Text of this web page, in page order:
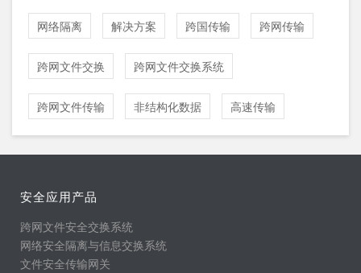
网络隔离 解决方案 跨国传输 跨网传输
跨网文件交换 跨网文件交换系统
跨网文件传输 非结构化数据 高速传输
安全应用产品
跨网文件安全交换系统
网络安全隔离与信息交换系统
文件安全传输网关